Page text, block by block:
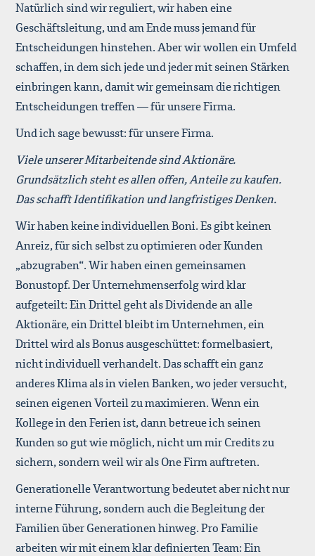
Natürlich sind wir reguliert, wir haben eine
Geschäftsleitung, und am Ende muss jemand für
Entscheidungen hinstehen. Aber wir wollen ein Umfeld
schaffen, in dem sich jede und jeder mit seinen Stärken
einbringen kann, damit wir gemeinsam die richtigen
Entscheidungen treffen — für unsere Firma.
Und ich sage bewusst: für unsere Firma.
Viele unserer Mitarbeitende sind Aktionäre.
Grundsätzlich steht es allen offen, Anteile zu kaufen.
Das schafft Identifikation und langfristiges Denken.
Wir haben keine individuellen Boni. Es gibt keinen
Anreiz, für sich selbst zu optimieren oder Kunden
„abzugraben“. Wir haben einen gemeinsamen
Bonustopf. Der Unternehmenserfolg wird klar
aufgeteilt: Ein Drittel geht als Dividende an alle
Aktionäre, ein Drittel bleibt im Unternehmen, ein
Drittel wird als Bonus ausgeschüttet: formelbasiert,
nicht individuell verhandelt. Das schafft ein ganz
anderes Klima als in vielen Banken, wo jeder versucht,
seinen eigenen Vorteil zu maximieren. Wenn ein
Kollege in den Ferien ist, dann betreue ich seinen
Kunden so gut wie möglich, nicht um mir Credits zu
sichern, sondern weil wir als One Firm auftreten.
Generationelle Verantwortung bedeutet aber nicht nur
interne Führung, sondern auch die Begleitung der
Familien über Generationen hinweg. Pro Familie
arbeiten wir mit einem klar definierten Team: Ein